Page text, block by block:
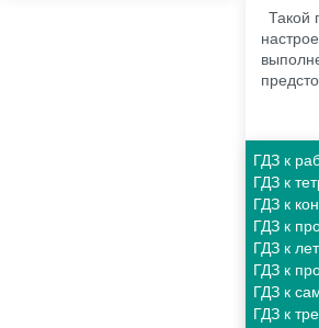
Такой
ГДЗ к
ГДЗ к
ГДЗ к
ГДЗ к
ГДЗ к
ГДЗ к
ГДЗ к
ГДЗ к